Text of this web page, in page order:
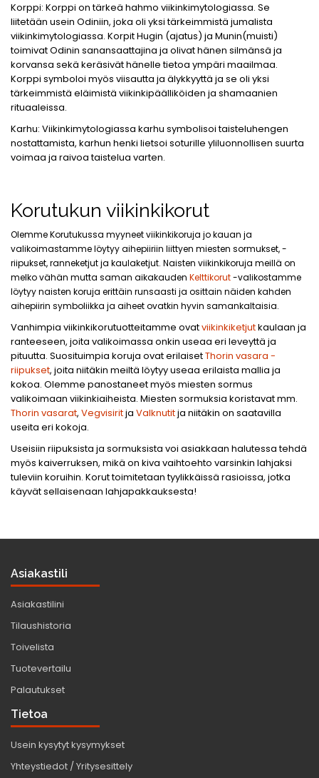
Korppi: Korppi on tärkeä hahmo viikinkimytologiassa. Se
liitetään usein Odiniin, joka oli yksi tärkeimmistä jumalista
viikinkimytologiassa. Korpit Hugin (ajatus) ja Munin(muisti)
toimivat Odinin sanansaattajina ja olivat hänen silmänsä ja
korvansa sekä keräsivät hänelle tietoa ympäri maailmaa.
Korppi symboloi myös viisautta ja älykkyyttä ja se oli yksi
tärkeimmistä eläimistä viikinkipäälliköiden ja shamaanien
rituaaleissa.
Karhu: Viikinkimytologiassa karhu symbolisoi taisteluhengen
nostattamista, karhun henki lietsoi soturille yliluonnollisen suurta
voimaa ja raivoa taistelua varten.
Korutukun viikinkikorut
Olemme Korutukussa myyneet viikinkikoruja jo kauan ja
valikoimastamme löytyy aihepiiriin liittyen miesten sormukset, -
riipukset, ranneketjut ja kaulaketjut. Naisten viikinkikoruja meillä on
melko vähän mutta saman aikakauden Kelttikorut-valikostamme
löytyy naisten koruja erittäin runsaasti ja osittain näiden kahden
aihepiirin symboliikka ja aiheet ovatkin hyvin samankaltaisia.
Vanhimpia viikinkikorutuotteitamme ovatviikinkiketjutkaulaan ja
ranteeseen, joita valikoimassa onkin useaa eri leveyttä ja
pituutta. Suosituimpia koruja ovat erilaisetThorin vasara -
riipukset, joita niitäkin meiltä löytyy useaa erilaista mallia ja
kokoa. Olemme panostaneet myös miesten sormus
valikoimaan viikinkiaiheista. Miesten sormuksia koristavat mm.
Thorin vasarat, Vegvisiritja Valknutitja niitäkin on saatavilla
useita eri kokoja.
Useisiin riipuksista ja sormuksista voi asiakkaan halutessa tehdä
myös kaiverruksen, mikä on kiva vaihtoehto varsinkin lahjaksi
tuleviin koruihin. Korut toimitetaan tyylikkäissä rasioissa, jotka
käyvät sellaisenaan lahjapakkauksesta!
Asiakastili
Asiakastilini
Tilaushistoria
Toivelista
Tuotevertailu
Palautukset
Tietoa
Usein kysytyt kysymykset
Yhteystiedot / Yritysesittely